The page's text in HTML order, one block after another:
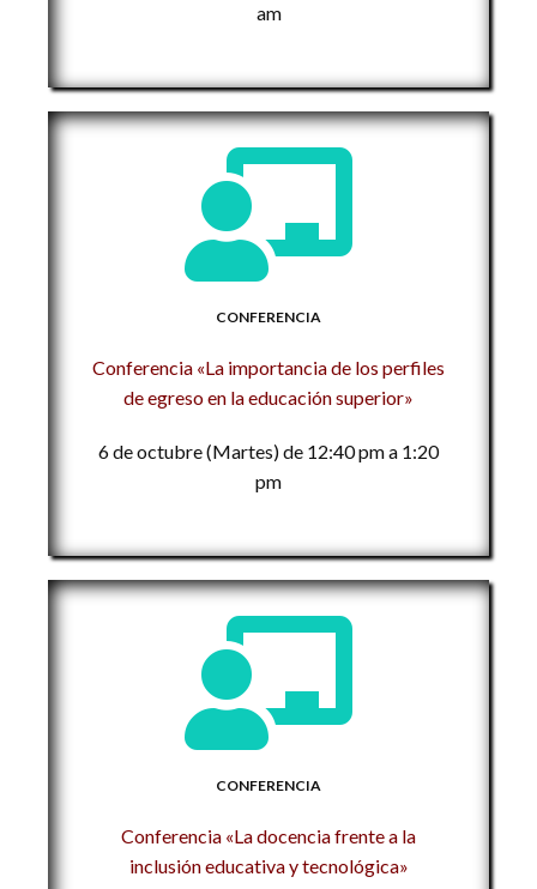
am
CONFERENCIA
Conferencia «La importancia de los perfiles
de egreso en la educación superior»
6 de octubre (Martes) de 12:40 pm a 1:20
pm
CONFERENCIA
Conferencia «La docencia frente a la
inclusión educativa y tecnológica»